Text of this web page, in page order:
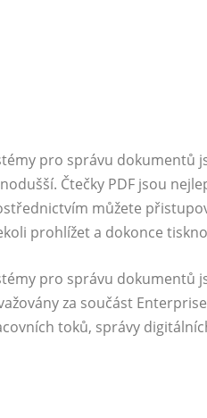
pro správu dokumentů
Čtečky PDF jsou
můžete
prohlížet a dokonce
pro správu dokumentů
za součást
toků, správy